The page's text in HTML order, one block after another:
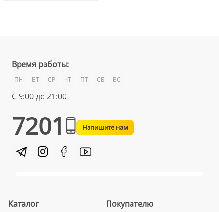
Время работы:
ПН ВТ СР ЧТ ПТ СБ ВС
С 9:00 до 21:00
7201 Напишите нам
Каталог Покупателю